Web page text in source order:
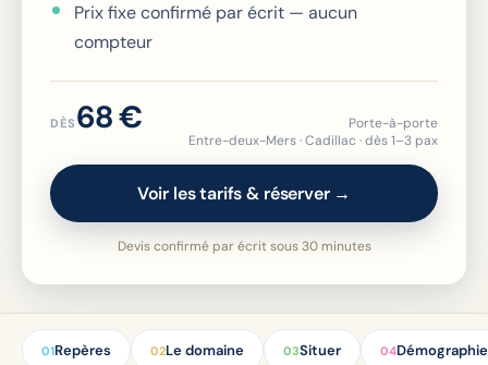
Prix fixe confirmé par écrit — aucun
compteur
DÈS 68 €
Porte-à-porte
Entre-deux-Mers · Cadillac · dès 1–3 pax
Voir les tarifs & réserver →
Devis confirmé par écrit sous 30 minutes
01Repères 02Le domaine 03Situer 04Démographie